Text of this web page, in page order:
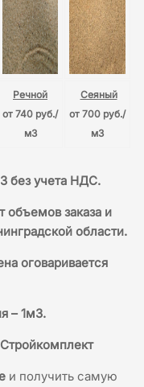
Речной
от 740 руб./
м3
Сеяный
от 700 руб./
м3
без учета НДС.
объемов заказа и
области.
оговаривается
– 1м3.
и получить самую